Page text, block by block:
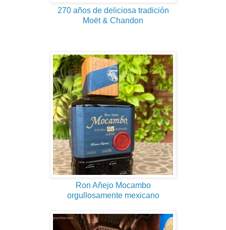
270 años de deliciosa tradición
Moët & Chandon
Ron Añejo Mocambo
orgullosamente mexicano